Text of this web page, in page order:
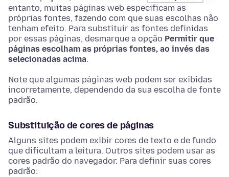
entanto, muitas páginas web especificam as
próprias fontes, fazendo com que suas escolhas não
tenham efeito. Para substituir as fontes definidas
por essas páginas, desmarque a opção Permitir que
páginas escolham as próprias fontes, ao invés das
selecionadas acima.
Note que algumas páginas web podem ser exibidas
incorretamente, dependendo da sua escolha de fonte
padrão.
Substituição de cores de páginas
Alguns sites podem exibir cores de texto e de fundo
que dificultam a leitura. Outros sites podem usar as
cores padrão do navegador. Para definir suas cores
padrão: